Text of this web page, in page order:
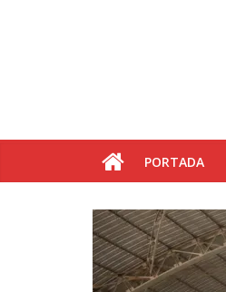
PORTADA